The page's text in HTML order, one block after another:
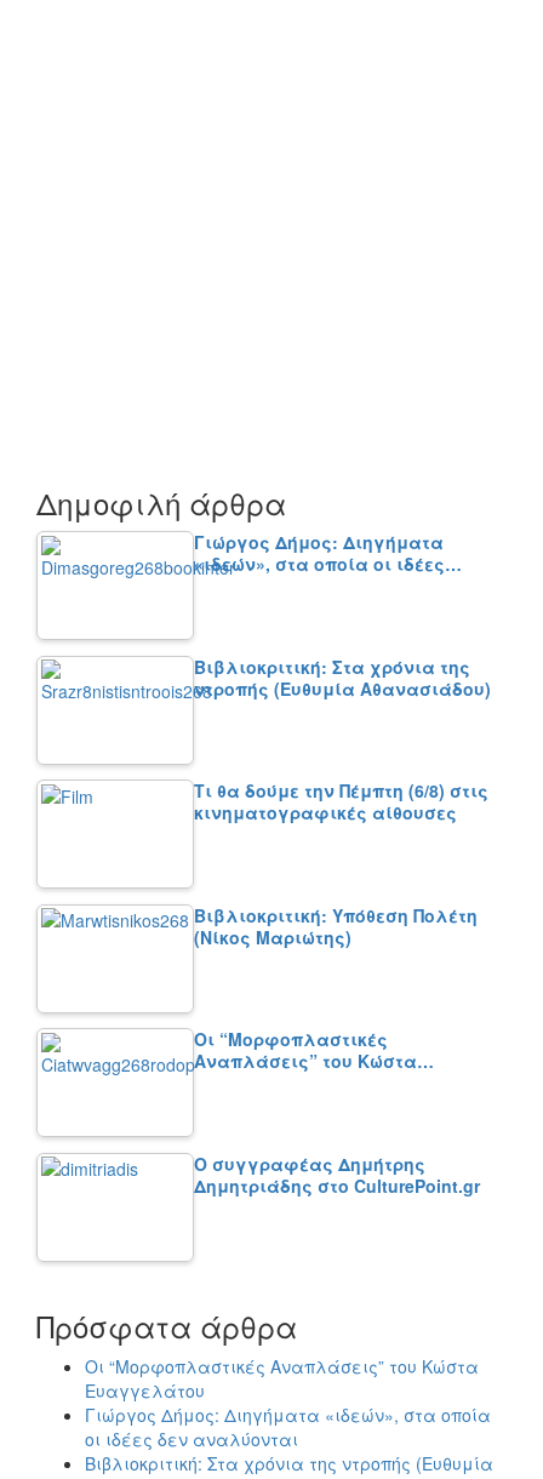
Δημοφιλή άρθρα
Γιώργος Δήμος: Διηγήματα
«ιδεών», στα οποία οι ιδέες…
Βιβλιοκριτική: Στα χρόνια της
ντροπής (Ευθυμία Αθανασιάδου)
Τι θα δούμε την Πέμπτη (6/8) στις
κινηματογραφικές αίθουσες
Βιβλιοκριτική: Υπόθεση Πολέτη
(Νίκος Μαριώτης)
Οι “Μορφοπλαστικές
Αναπλάσεις” του Κώστα…
Ο συγγραφέας Δημήτρης
Δημητριάδης στο CulturePoint.gr
Πρόσφατα άρθρα
Οι “Μορφοπλαστικές Αναπλάσεις” του Κώστα
Ευαγγελάτου
Γιώργος Δήμος: Διηγήματα «ιδεών», στα οποία
οι ιδέες δεν αναλύονται
Βιβλιοκριτική: Στα χρόνια της ντροπής (Ευθυμία